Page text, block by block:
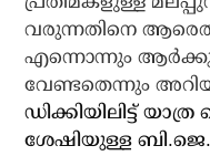
വരുന്നതിനെ
എന്നൊന്നും
വേണ്ടതെന്നും
ഡിക്കിയിലിട്ട്
ശേഷിയുള്ള